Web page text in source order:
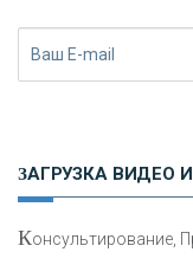
ЗАГРУЗКА
Консультирование,